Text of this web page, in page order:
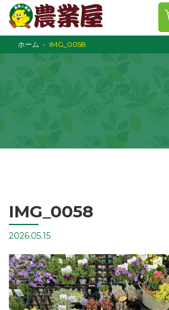
ホーム IMG_0058
IMG_0058
2026.05.15